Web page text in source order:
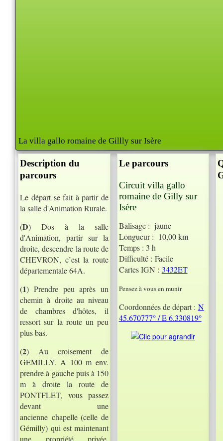
La villa gallo romaine de Gillly sur Isère
Description du
parcours
Le départ se fait à partir de
la salle d'Animation Rurale.
(D) Dos à la salle
d'Animation, partir sur la
droite, descendre la route de
CHEVRON, c’est la route
départementale 64A.
(1) Prendre peu après un
chemin à droite au niveau
de chambres d'hôtes, il
ressort sur la route un peu
plus bas.
(2) Au croisement de
GEMILLY. A 100 m env.
prendre à gauche puis à 150
m à droite la route de
PONTFLET, vous passez
devant une
ancienne chapelle (celle de
Gémilly) qui est maintenant
une propriété privée.
Le parcours
Circuit villa gallo
romaine de Gilly sur
Isère
Balisage : jaune
Longueur : 10,00 km
Temps : 3 h
Difficulté : Facile
Cartes IGN : 3432ET
Pensez à vous en munir
Coordonnées de départ : N
45.670777° / E 6.330819°